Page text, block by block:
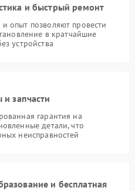
и быстрый ремонт
опыт позволяют провести
в кратчайшие
устройства
и запчасти
гарантия на
детали, что
неисправностей
и бесплатная